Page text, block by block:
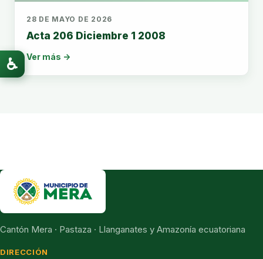
28 DE MAYO DE 2026
Acta 206 Diciembre 1 2008
Ver más →
Cantón Mera · Pastaza · Llanganates y Amazonía ecuatoriana
DIRECCIÓN
♿